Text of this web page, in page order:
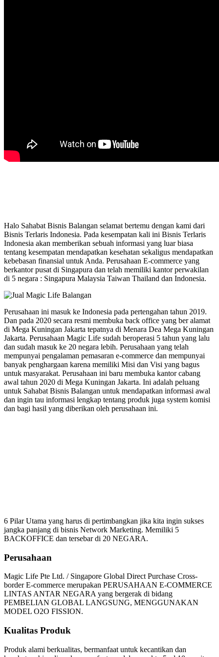
Halo Sahabat Bisnis Balangan selamat bertemu dengan kami dari
Bisnis Terlaris Indonesia. Pada kesempatan kali ini Bisnis Terlaris
Indonesia akan memberikan sebuah informasi yang luar biasa
tentang kesempatan mendapatkan kesehatan sekaligus mendapatkan
kebebasan finansial untuk Anda. Perusahaan E-commerce yang
berkantor pusat di Singapura dan telah memiliki kantor perwakilan
di 5 negara : Singapura Malaysia Taiwan Thailand dan Indonesia.
Perusahaan ini masuk ke Indonesia pada pertengahan tahun 2019.
Dan pada 2020 secara resmi membuka back office yang ber alamat
di Mega Kuningan Jakarta tepatnya di Menara Dea Mega Kuningan
Jakarta. Perusahaan Magic Life sudah beroperasi 5 tahun yang lalu
dan sudah masuk ke 20 negara lebih. Perusahaan yang telah
mempunyai pengalaman pemasaran e-commerce dan mempunyai
banyak penghargaan karena memiliki Misi dan Visi yang bagus
untuk masyarakat. Perusahaan ini baru membuka kantor cabang
awal tahun 2020 di Mega Kuningan Jakarta. Ini adalah peluang
untuk Sahabat Bisnis Balangan untuk mendapatkan informasi awal
dan ingin tau informasi lengkap tentang produk juga system komisi
dan bagi hasil yang diberikan oleh perusahaan ini.
6 Pilar Utama yang harus di pertimbangkan jika kita ingin sukses
jangka panjang di bisnis Network Marketing. Memiliki 5
BACKOFFICE dan tersebar di 20 NEGARA.
Perusahaan
Magic Life Pte Ltd. / Singapore Global Direct Purchase Cross-
border E-commerce merupakan PERUSAHAAN E-COMMERCE
LINTAS ANTAR NEGARA yang bergerak di bidang
PEMBELIAN GLOBAL LANGSUNG, MENGGUNAKAN
MODEL O2O FISSION.
Kualitas Produk
Produk alami berkualitas, bermanfaat untuk kecantikan dan